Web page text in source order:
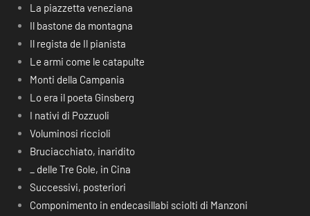
La piazzetta veneziana
Il bastone da montagna
Il regista de Il pianista
Le armi come le catapulte
Monti della Campania
Lo era il poeta Ginsberg
I nativi di Pozzuoli
Voluminosi riccioli
Bruciacchiato, inaridito
_ delle Tre Gole, in Cina
Successivi, posteriori
Componimento in endecasillabi sciolti di Manzoni